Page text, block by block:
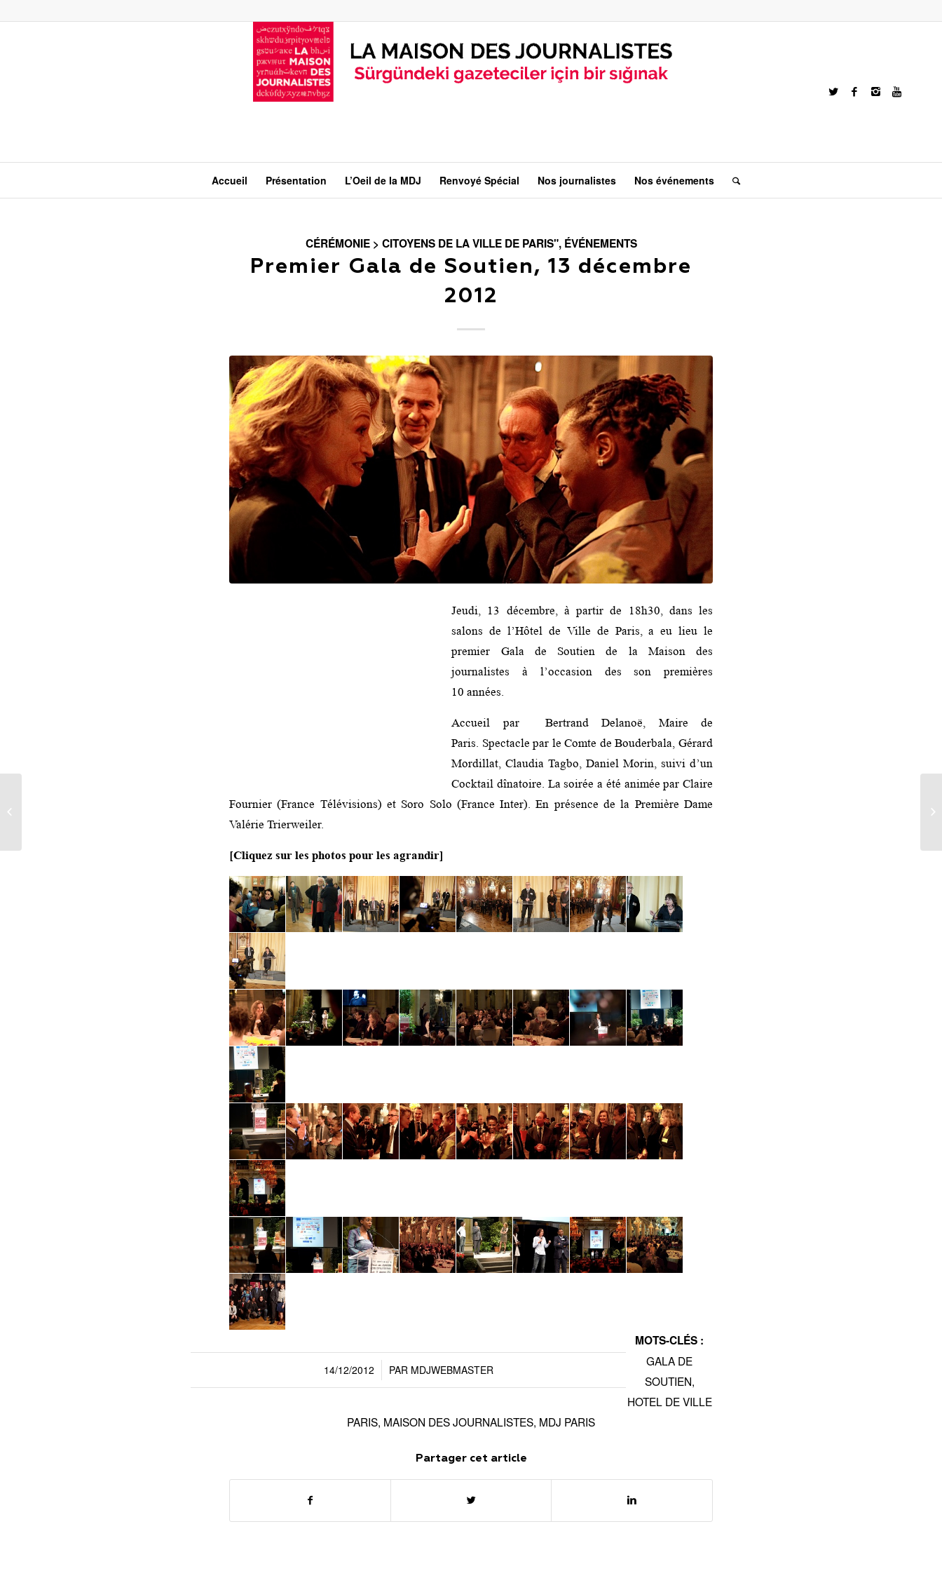
Accueil Présentation L’Oeil de la MDJ Renvoyé Spécial Nos journalistes Nos événements
CÉRÉMONIE > CITOYENS DE LA VILLE DE PARIS", ÉVÉNEMENTS
Premier Gala de Soutien, 13 décembre
2012
Jeudi, 13 décembre, à partir de 18h30, dans les
salons de l’Hôtel de Ville de Paris, a eu lieu le
premier Gala de Soutien de la Maison des
journalistes à l’occasion des son premières
10 années.
Accueil par Bertrand Delanoë, Maire de
Paris. Spectacle par le Comte de Bouderbala, Gérard
Mordillat, Claudia Tagbo, Daniel Morin, suivi d’un
Cocktail dînatoire. La soirée a été animée par Claire
Fournier (France Télévisions) et Soro Solo (France Inter). En présence de la Première Dame
Valérie Trierweiler.
[Cliquez sur les photos pour les agrandir]
14/12/2012
/ PAR MDJWEBMASTER
MOTS-CLÉS :
GALA DE
SOUTIEN,
HOTEL DE VILLE
PARIS, MAISON DES JOURNALISTES, MDJ PARIS
Partager cet article